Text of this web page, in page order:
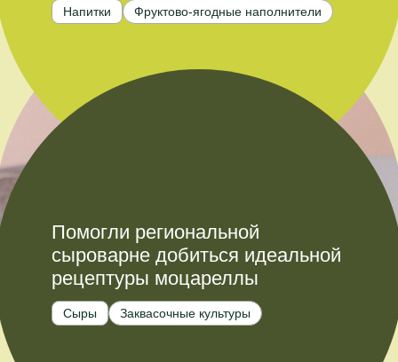
Напитки Фруктово-ягодные наполнители
Помогли региональной
сыроварне добиться идеальной
рецептуры моцареллы
Сыры Заквасочные культуры